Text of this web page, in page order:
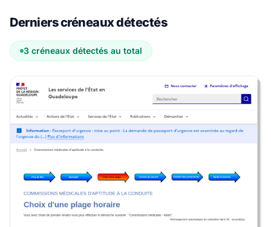
Derniers créneaux détectés
3 créneaux détectés au total